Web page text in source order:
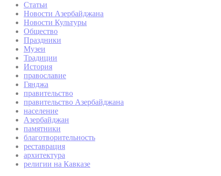
Статьи
Новости Азербайджана
Новости Культуры
Общество
Праздники
Музеи
Традиции
История
православие
Гянджа
правительство
правительство Азербайджана
население
Азербайджан
памятники
благотворительность
реставрация
архитектура
религии на Кавказе